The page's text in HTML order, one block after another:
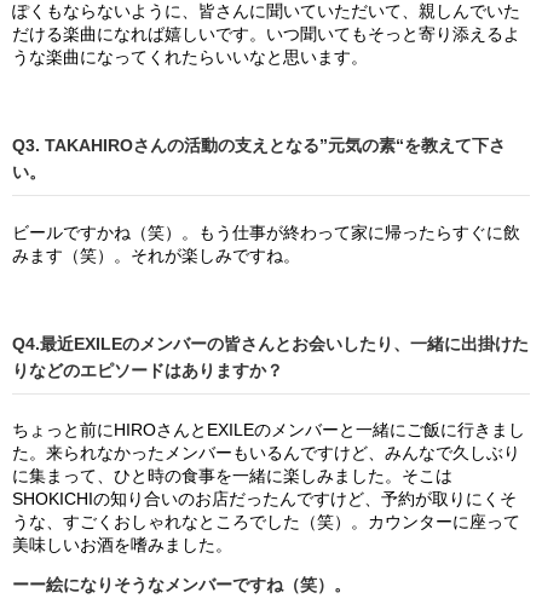
ぽくもならないように、皆さんに聞いていただいて、親しんでいた
だける楽曲になれば嬉しいです。いつ聞いてもそっと寄り添えるよ
うな楽曲になってくれたらいいなと思います。
Q3. TAKAHIROさんの活動の支えとなる”元気の素“を教えて下さ
い。
ビールですかね（笑）。もう仕事が終わって家に帰ったらすぐに飲
みます（笑）。それが楽しみですね。
Q4.最近EXILEのメンバーの皆さんとお会いしたり、一緒に出掛けた
りなどのエピソードはありますか？
ちょっと前にHIROさんとEXILEのメンバーと一緒にご飯に行きまし
た。来られなかったメンバーもいるんですけど、みんなで久しぶり
に集まって、ひと時の食事を一緒に楽しみました。そこは
SHOKICHIの知り合いのお店だったんですけど、予約が取りにくそ
うな、すごくおしゃれなところでした（笑）。カウンターに座って
美味しいお酒を嗜みました。
ーー絵になりそうなメンバーですね（笑）。